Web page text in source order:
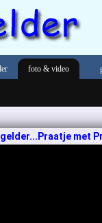
foto & video
met